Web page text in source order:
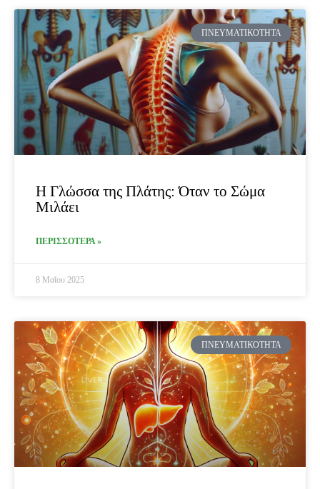
ΠΝΕΥΜΑΤΙΚΌΤΗΤΑ
Η Γλώσσα της Πλάτης: Όταν το Σώμα
Μιλάει
ΠΕΡΙΣΣΟΤΕΡΑ »
8 Μαΐου 2025
ΠΝΕΥΜΑΤΙΚΌΤΗΤΑ